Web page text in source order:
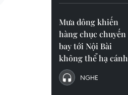
Mưa dông khiến
hàng chục chuyến
bay tới Nội Bài
không thể hạ cánh
NGHE